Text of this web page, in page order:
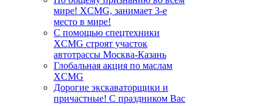
мире! XCMG, занимает 3-е
место в мире!
С помощью спецтехники
XCMG строят участок
автотрассы Москва-Казань
Глобальная акция по маслам
XCMG
Дорогие экскаваторщики и
причастные! С праздником Вас